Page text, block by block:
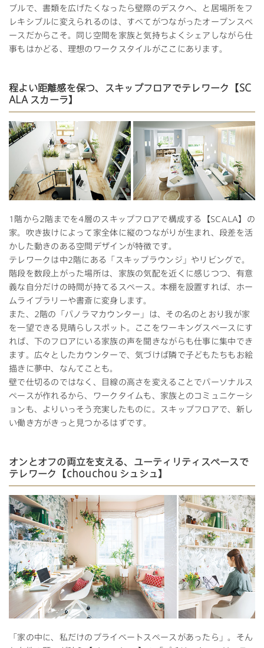
ブルで、書類を広げたくなったら壁際のデスクへ、と居場所をフ
レキシブルに変えられるのは、すべてがつながったオープンスペ
ースだからこそ。同じ空間を家族と気持ちよくシェアしながら仕
事もはかどる、理想のワークスタイルがここにあります。
程よい距離感を保つ、スキップフロアでテレワーク【SC
ALA スカーラ】
1階から2階までを4層のスキップフロアで構成する【SCALA】の
家。吹き抜けによって家全体に縦のつながりが生まれ、段差を活
かした動きのある空間デザインが特徴です。
テレワークは中2階にある「スキップラウンジ」やリビングで。
階段を数段上がった場所は、家族の気配を近くに感じつつ、有意
義な自分だけの時間が持てるスペース。本棚を設置すれば、ホー
ムライブラリーや書斎に変身します。
また、2階の「パノラマカウンター」は、その名のとおり我が家
を一望できる見晴らしスポット。ここをワーキングスペースにす
れば、下のフロアにいる家族の声を聞きながらも仕事に集中でき
ます。広々としたカウンターで、気づけば隣で子どもたちもお絵
描きに夢中、なんてことも。
壁で仕切るのではなく、目線の高さを変えることでパーソナルス
ペースが作れるから、ワークタイムも、家族とのコミュニケーシ
ョンも、よりいっそう充実したものに。スキップフロアで、新し
い働き方がきっと見つかるはずです。
オンとオフの両立を支える、ユーティリティスペースで
テレワーク【chouchou シュシュ】
「家の中に、私だけのプライベートスペースがあったら」。そん